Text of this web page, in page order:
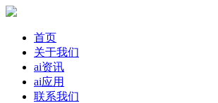
首页
关于我们
ai资讯
ai应用
联系我们